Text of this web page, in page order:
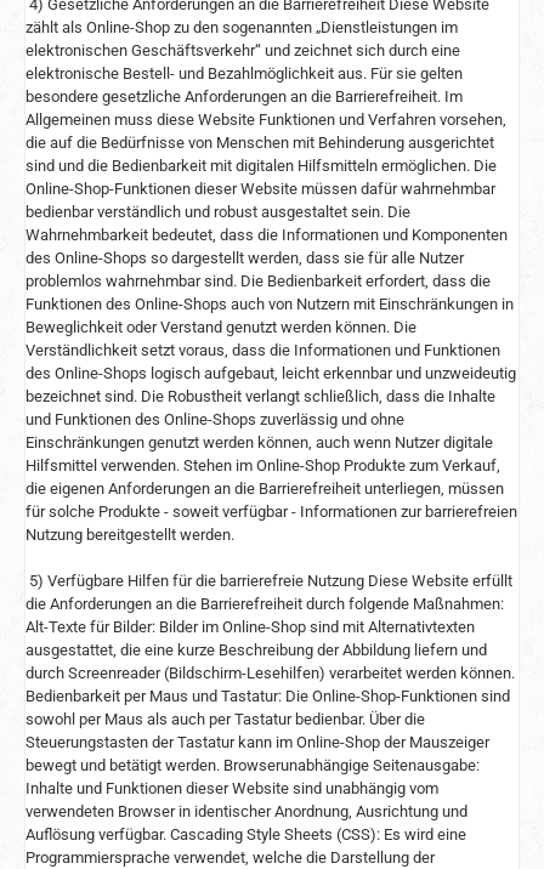
4) Gesetzliche Anforderungen an die Barrierefreiheit Diese Website
zählt als Online-Shop zu den sogenannten „Dienstleistungen im
elektronischen Geschäftsverkehr“ und zeichnet sich durch eine
elektronische Bestell- und Bezahlmöglichkeit aus. Für sie gelten
besondere gesetzliche Anforderungen an die Barrierefreiheit. Im
Allgemeinen muss diese Website Funktionen und Verfahren vorsehen,
die auf die Bedürfnisse von Menschen mit Behinderung ausgerichtet
sind und die Bedienbarkeit mit digitalen Hilfsmitteln ermöglichen. Die
Online-Shop-Funktionen dieser Website müssen dafür wahrnehmbar
bedienbar verständlich und robust ausgestaltet sein. Die
Wahrnehmbarkeit bedeutet, dass die Informationen und Komponenten
des Online-Shops so dargestellt werden, dass sie für alle Nutzer
problemlos wahrnehmbar sind. Die Bedienbarkeit erfordert, dass die
Funktionen des Online-Shops auch von Nutzern mit Einschränkungen in
Beweglichkeit oder Verstand genutzt werden können. Die
Verständlichkeit setzt voraus, dass die Informationen und Funktionen
des Online-Shops logisch aufgebaut, leicht erkennbar und unzweideutig
bezeichnet sind. Die Robustheit verlangt schließlich, dass die Inhalte
und Funktionen des Online-Shops zuverlässig und ohne
Einschränkungen genutzt werden können, auch wenn Nutzer digitale
Hilfsmittel verwenden. Stehen im Online-Shop Produkte zum Verkauf,
die eigenen Anforderungen an die Barrierefreiheit unterliegen, müssen
für solche Produkte - soweit verfügbar - Informationen zur barrierefreien
Nutzung bereitgestellt werden.
5) Verfügbare Hilfen für die barrierefreie Nutzung Diese Website erfüllt
die Anforderungen an die Barrierefreiheit durch folgende Maßnahmen:
Alt-Texte für Bilder: Bilder im Online-Shop sind mit Alternativtexten
ausgestattet, die eine kurze Beschreibung der Abbildung liefern und
durch Screenreader (Bildschirm-Lesehilfen) verarbeitet werden können.
Bedienbarkeit per Maus und Tastatur: Die Online-Shop-Funktionen sind
sowohl per Maus als auch per Tastatur bedienbar. Über die
Steuerungstasten der Tastatur kann im Online-Shop der Mauszeiger
bewegt und betätigt werden. Browserunabhängige Seitenausgabe:
Inhalte und Funktionen dieser Website sind unabhängig vom
verwendeten Browser in identischer Anordnung, Ausrichtung und
Auflösung verfügbar. Cascading Style Sheets (CSS): Es wird eine
Programmiersprache verwendet, welche die Darstellung der